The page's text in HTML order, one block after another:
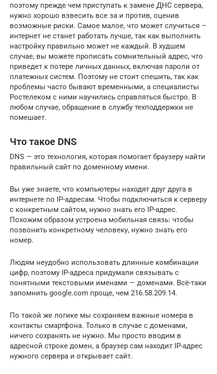
поэтому прежде чем приступать к замене ДНС сервера,
нужно хорошо взвесить все за и против, оценив
возможные риски. Самое малое, что может случиться –
интернет не станет работать лучше, так как выполнить
настройку правильно может не каждый. В худшем
случае, вы можете прописать сомнительный адрес, что
приведет к потере личных данных, включая пароли от
платежных систем. Поэтому не стоит спешить, так как
проблемы часто бывают временными, а специалисты
Ростелеком с ними научились справляться быстро. В
любом случае, обращение в службу техподдержки не
помешает.
Что такое DNS
DNS — это технология, которая помогает браузеру найти
правильный сайт по доменному имени.
Вы уже знаете, что компьютеры находят друг друга в
интернете по IP-адресам. Чтобы подключиться к серверу
с конкретным сайтом, нужно знать его IP-адрес.
Похожим образом устроена мобильная связь: чтобы
позвонить конкретному человеку, нужно знать его
номер.
Людям неудобно использовать длинные комбинации
цифр, поэтому IP-адреса придумали связывать с
понятными текстовыми именами — доменами. Всё-таки
запомнить google.com проще, чем 216.58.209.14.
По такой же логике мы сохраняем важные номера в
контакты смартфона. Только в случае с доменами,
ничего сохранять не нужно. Мы просто вводим в
адресной строке домен, а браузер сам находит IP-адрес
нужного сервера и открывает сайт.